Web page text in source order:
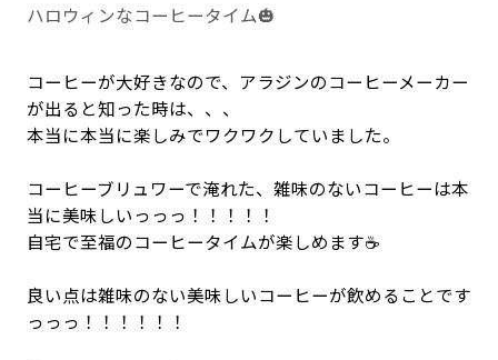
ハロウィンなコーヒータイム🎃
コーヒーが大好きなので、アラジンのコーヒーメーカー
が出ると知った時は、、、
本当に本当に楽しみでワクワクしていました。
コーヒーブリュワーで淹れた、雑味のないコーヒーは本
当に美味しいっっっ！！！！！
自宅で至福のコーヒータイムが楽しめます☕️
良い点は雑味のない美味しいコーヒーが飲めることです
っっっ！！！！！！